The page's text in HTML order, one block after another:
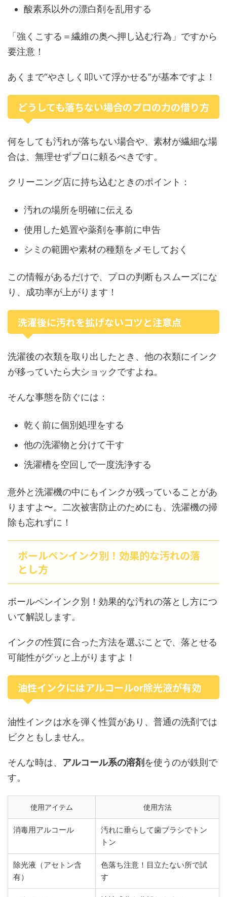
酸素系以外の漂白剤を乱用する
「強くこする＝繊維の奥へ押し込む行為」ですから
要注意！
あくまで“やさしく叩いて浮かせる”が基本ですよ！
どうしても落ちない場合のプロの力の借り方
何をしても汚れが落ちない場合や、素材が繊細な場
合は、無理せずプロに頼るべきです。
クリーニング店に持ち込むときのポイント：
汚れの場所を明確に伝える
使用した処置や薬剤を事前に申告
シミの範囲や素材の種類をメモしておく
この情報があるだけで、プロの判断もスムーズにな
り、成功率が上がります！
洗濯後に汚れを拡げないコツと注意点
洗濯後の衣類を取り出したとき、他の衣類にインク
が移っていたら大ショックですよね。
そんな事態を防ぐには：
乾く前に個別処理をする
他の洗濯物と分けて干す
洗濯槽を空回しで一度洗浄する
意外と洗濯機の中にもインクが残っていることがあ
りますよ〜。二次被害防止のためにも、洗濯機の掃
除も忘れずに！
ボールペンインク別！効果的な汚れの落
とし方
ボールペンインク別！効果的な汚れの落とし方につ
いて解説します。
インクの性質に合った方法を選ぶことで、落とせる
可能性がグッと上がりますよ！
油性インクにはアルコールor除光液が有効
油性インクは水を弾く性質があり、普通の洗剤では
ビクともしません。
そんな時は、 アルコール系の溶剤 を使うのが鉄則で
す。
使用アイテム 使用方法
消毒用アルコール
汚れに垂らして歯ブラシでトン
トン
除光液（アセトン含
有）
色落ち注意！目立たない所で試
す